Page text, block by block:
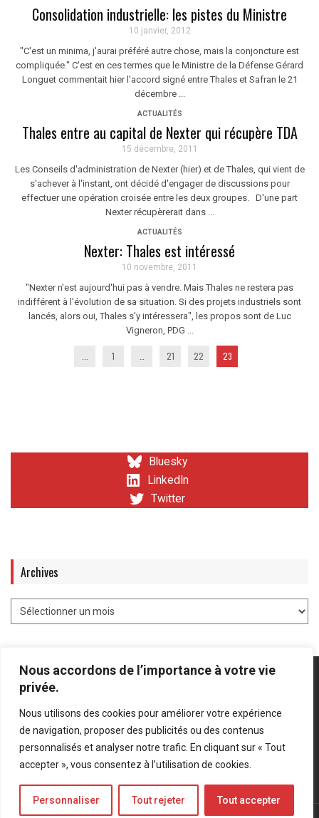
Nous accordons de l’importance à votre vie
privée.
Nous utilisons des cookies pour améliorer votre expérience
de navigation, proposer des publicités ou des contenus
personnalisés et analyser notre trafic. En cliquant sur « Tout
accepter », vous consentez à l’utilisation de cookies.
Personnaliser Tout rejeter Tout accepter
Consolidation industrielle: les pistes du Ministre
10 janvier, 2012
"C'est un minima, j'aurai préféré autre chose, mais la conjoncture est
compliquée." C'est en ces termes que le Ministre de la Défense Gérard
Longuet commentait hier l'accord signé entre Thales et Safran le 21
décembre ...
ACTUALITÉS
Thales entre au capital de Nexter qui récupère TDA
15 décembre, 2011
Les Conseils d'administration de Nexter (hier) et de Thales, qui vient de
s'achever à l'instant, ont décidé d'engager de discussions pour
effectuer une opération croisée entre les deux groupes. D'une part
Nexter récupèrerait dans ...
ACTUALITÉS
Nexter: Thales est intéressé
10 novembre, 2011
"Nexter n'est aujourd'hui pas à vendre. Mais Thales ne restera pas
indifférent à l'évolution de sa situation. Si des projets industriels sont
lancés, alors oui, Thales s'y intéressera", les propos sont de Luc
Vigneron, PDG ...
1 21 22 23
Bluesky
LinkedIn
Twitter
Archives
Mentions légales Politique de confidentialité
Bluesky
LinkedIn
Twitter